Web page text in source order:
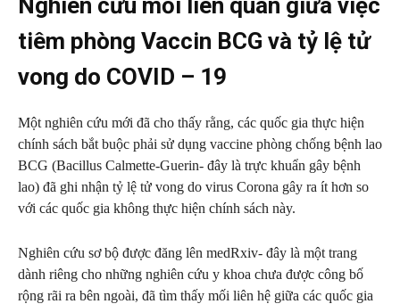
Nghiên cứu mối liên quan giữa việc
tiêm phòng Vaccin BCG và tỷ lệ tử
vong do COVID – 19
Một nghiên cứu mới đã cho thấy rằng, các quốc gia thực hiện
chính sách bắt buộc phải sử dụng vaccine phòng chống bệnh lao
BCG (Bacillus Calmette-Guerin- đây là trực khuẩn gây bệnh
lao) đã ghi nhận tỷ lệ tử vong do virus Corona gây ra ít hơn so
với các quốc gia không thực hiện chính sách này.
Nghiên cứu sơ bộ được đăng lên medRxiv- đây là một trang
dành riêng cho những nghiên cứu y khoa chưa được công bố
rộng rãi ra bên ngoài, đã tìm thấy mối liên hệ giữa các quốc gia